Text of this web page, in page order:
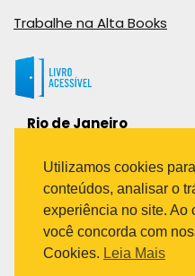
Trabalhe na Alta Books
Rio de Janeiro
Bairro Industrial do
Rio de Janeiro – RJ
Telefone:
(21) 3278-8069
(21) 3995-7512
Utilizamos cookies
conteúdos, analisar o
experiência no site. Ao
você concorda com
Cookies. Leia Mais